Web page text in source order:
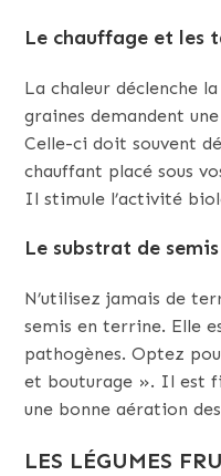
Le chauffage et les
La chaleur déclenche
graines demandent
Celle-ci doit souvent
chauffant placé sous
Il stimule l’activité
Le substrat de semis
N’utilisez jamais de
semis en terrine. Elle
pathogènes. Optez
et bouturage ». Il est
une bonne aération
LES LÉGUMES